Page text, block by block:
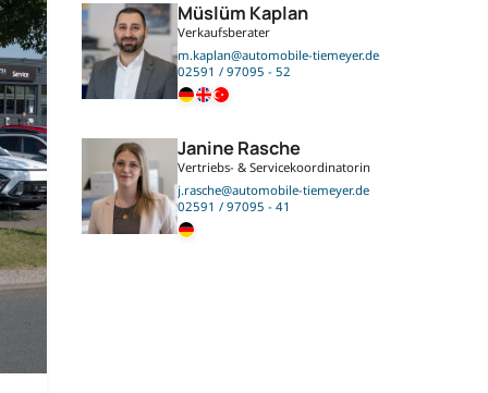
Müslüm Kaplan
Verkaufsberater
m.kaplan@automobile-tiemeyer.de
02591 / 97095 - 52
Janine Rasche
Vertriebs- & Servicekoordinatorin
j.rasche@automobile-tiemeyer.de
02591 / 97095 - 41